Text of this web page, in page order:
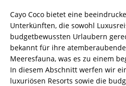
Cayo Coco bietet eine
Unterkünften, die sowohl
budgetbewussten Urlaubern
bekannt für ihre
Meeresfauna, was es zu einem
In diesem Abschnitt werfen wir
luxuriösen Resorts sowie die